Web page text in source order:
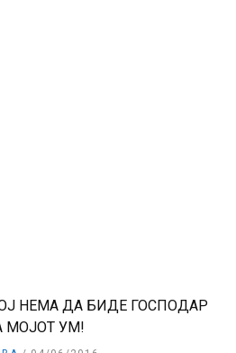
НЕМА ДА БИДЕ ГОСПОДАР
МОЈОТ УМ!